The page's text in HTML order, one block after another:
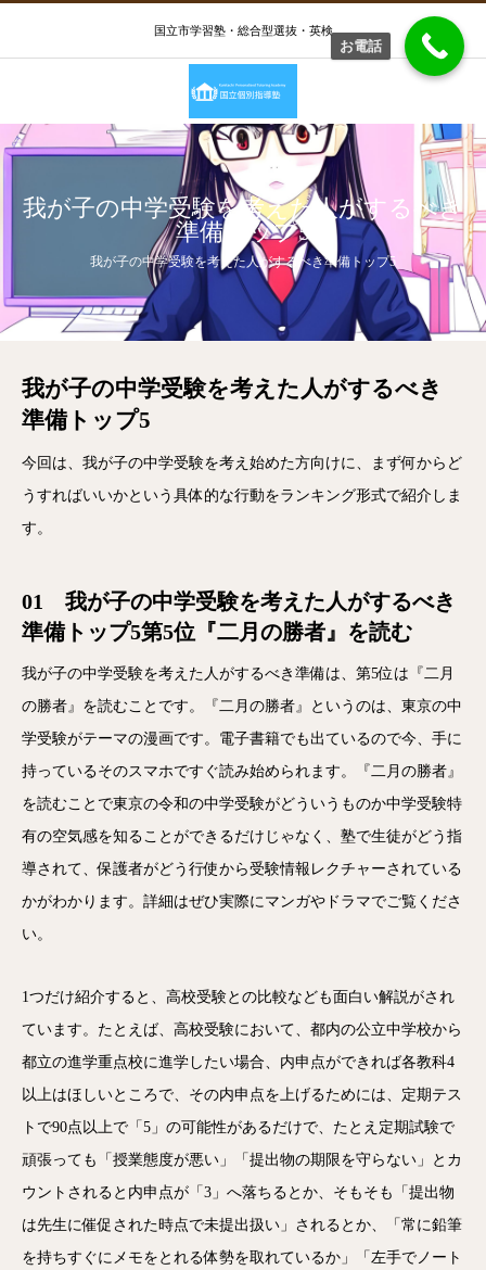
国立市学習塾・総合型選抜・英検
我が子の中学受験を考えた人がするべき
準備トップ5
我が子の中学受験を考えた人がするべき準備トップ5
我が子の中学受験を考えた人がするべき
準備トップ5
今回は、我が子の中学受験を考え始めた方向けに、まず何からど
うすればいいかという具体的な行動をランキング形式で紹介しま
す。
01 我が子の中学受験を考えた人がするべき
準備トップ5第5位『二月の勝者』を読む
我が子の中学受験を考えた人がするべき準備は、第5位は『二月
の勝者』を読むことです。『二月の勝者』というのは、東京の中
学受験がテーマの漫画です。電子書籍でも出ているので今、手に
持っているそのスマホですぐ読み始められます。『二月の勝者』
を読むことで東京の令和の中学受験がどういうものか中学受験特
有の空気感を知ることができるだけじゃなく、塾で生徒がどう指
導されて、保護者がどう行使から受験情報レクチャーされている
かがわかります。詳細はぜひ実際にマンガやドラマでご覧くださ
い。
1つだけ紹介すると、高校受験との比較なども面白い解説がされ
ています。たとえば、高校受験において、都内の公立中学校から
都立の進学重点校に進学したい場合、内申点ができれば各教科4
以上はほしいところで、その内申点を上げるためには、定期テス
トで90点以上で「5」の可能性があるだけで、たとえ定期試験で
頑張っても「授業態度が悪い」「提出物の期限を守らない」とカ
ウントされると内申点が「3」へ落ちるとか、そもそも「提出物
は先生に催促された時点で未提出扱い」されるとか、「常に鉛筆
を持ちすぐにメモをとれる体勢を取れているか」「左手でノート
お電話